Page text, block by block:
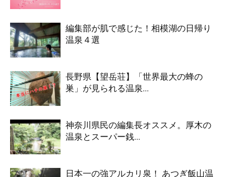
編集部が肌で感じた！相模湖の日帰り
温泉４選
長野県【望岳荘】「世界最大の蜂の
巣」が見られる温泉...
神奈川県民の編集長オススメ。厚木の
温泉とスーパー銭...
日本一の強アルカリ泉！ あつぎ飯山温